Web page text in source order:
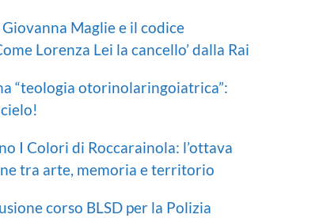
Maglie e il codice
Lorenza Lei la cancello’ dalla Rai
“teologia otorinolaringoiatrica”:
I Colori di Roccarainola: l’ottava
tra arte, memoria e territorio
corso BLSD per la Polizia